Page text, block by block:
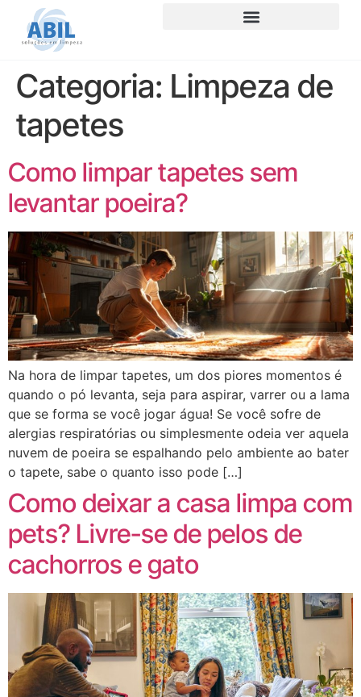
Categoria: Limpeza de
tapetes
Como limpar tapetes sem
levantar poeira?
Na hora de limpar tapetes, um dos piores momentos é
quando o pó levanta, seja para aspirar, varrer ou a lama
que se forma se você jogar água! Se você sofre de
alergias respiratórias ou simplesmente odeia ver aquela
nuvem de poeira se espalhando pelo ambiente ao bater
o tapete, sabe o quanto isso pode […]
Como deixar a casa limpa com
pets? Livre-se de pelos de
cachorros e gato